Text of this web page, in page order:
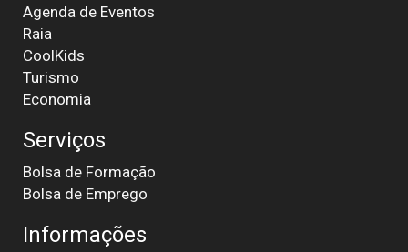
Agenda de Eventos
Raia
CoolKids
Turismo
Economia
Serviços
Bolsa de Formação
Bolsa de Emprego
Informações